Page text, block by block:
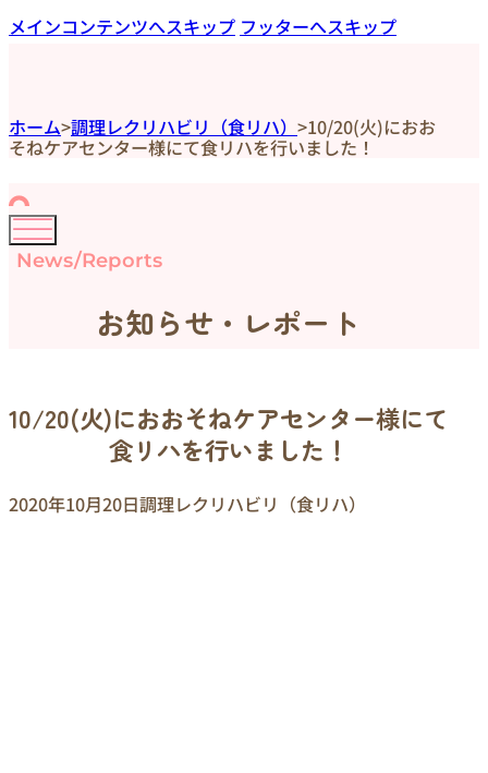
メインコンテンツへスキップ フッターへスキップ
ホーム>調理レクリハビリ（食リハ） >10/20(火)におお
そねケアセンター様にて食リハを行いました！
News/Reports
お知らせ・レポート
10/20(火)におおそねケアセンター様にて
食リハを行いました！
2020年10月20日調理レクリハビリ（食リハ）